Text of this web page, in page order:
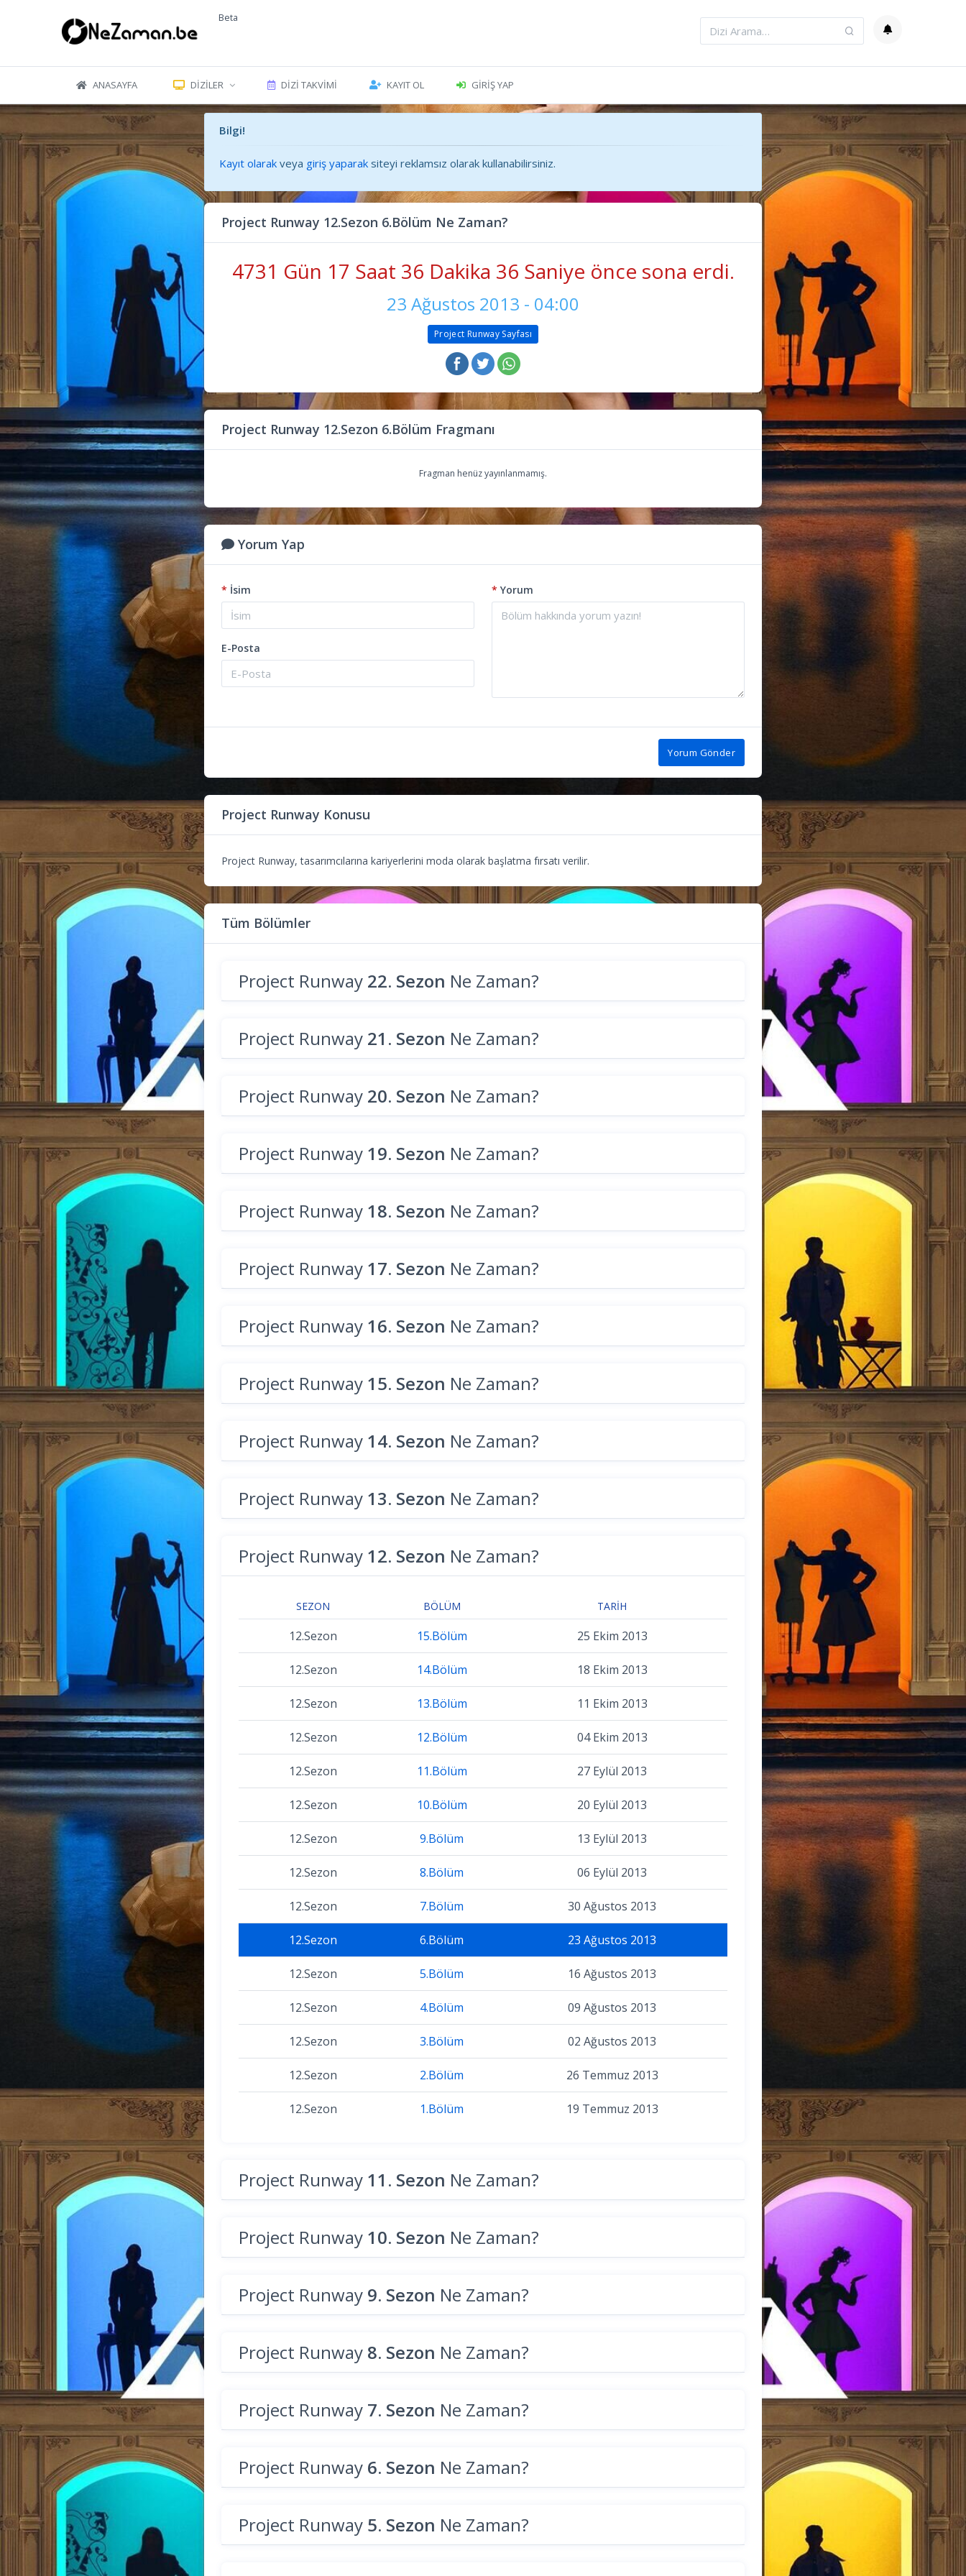
Beta
ANASAYFA DIZILER DIZI TAKVIMI KAYIT OL GIRIŞ YAP
Bilgi!
Kayıt olarak veya giriş yaparak siteyi reklamsız olarak kullanabilirsiniz.
Project Runway 12.Sezon 6.Bölüm Ne Zaman?
4731 Gün 17 Saat 36 Dakika 38 Saniye önce sona erdi.
23 Ağustos 2013 - 04:00
Project Runway Sayfası
Project Runway 12.Sezon 6.Bölüm Fragmanı
Fragman henüz yayınlanmamış.
Yorum Yap
* İsim
E-Posta
* Yorum
Yorum Gönder
Project Runway Konusu
Project Runway, tasarımcılarına kariyerlerini moda olarak başlatma fırsatı verilir.
Tüm Bölümler
Project Runway 22. Sezon Ne Zaman?
Project Runway 21. Sezon Ne Zaman?
Project Runway 20. Sezon Ne Zaman?
Project Runway 19. Sezon Ne Zaman?
Project Runway 18. Sezon Ne Zaman?
Project Runway 17. Sezon Ne Zaman?
Project Runway 16. Sezon Ne Zaman?
Project Runway 15. Sezon Ne Zaman?
Project Runway 14. Sezon Ne Zaman?
Project Runway 13. Sezon Ne Zaman?
Project Runway 12. Sezon Ne Zaman?
SEZON BÖLÜM TARIH
12.Sezon 15.Bölüm 25 Ekim 2013
12.Sezon 14.Bölüm 18 Ekim 2013
12.Sezon 13.Bölüm 11 Ekim 2013
12.Sezon 12.Bölüm 04 Ekim 2013
12.Sezon 11.Bölüm 27 Eylül 2013
12.Sezon 10.Bölüm 20 Eylül 2013
12.Sezon 9.Bölüm 13 Eylül 2013
12.Sezon 8.Bölüm 06 Eylül 2013
12.Sezon 7.Bölüm 30 Ağustos 2013
12.Sezon 6.Bölüm 23 Ağustos 2013
12.Sezon 5.Bölüm 16 Ağustos 2013
12.Sezon 4.Bölüm 09 Ağustos 2013
12.Sezon 3.Bölüm 02 Ağustos 2013
12.Sezon 2.Bölüm 26 Temmuz 2013
12.Sezon 1.Bölüm 19 Temmuz 2013
Project Runway 11. Sezon Ne Zaman?
Project Runway 10. Sezon Ne Zaman?
Project Runway 9. Sezon Ne Zaman?
Project Runway 8. Sezon Ne Zaman?
Project Runway 7. Sezon Ne Zaman?
Project Runway 6. Sezon Ne Zaman?
Project Runway 5. Sezon Ne Zaman?